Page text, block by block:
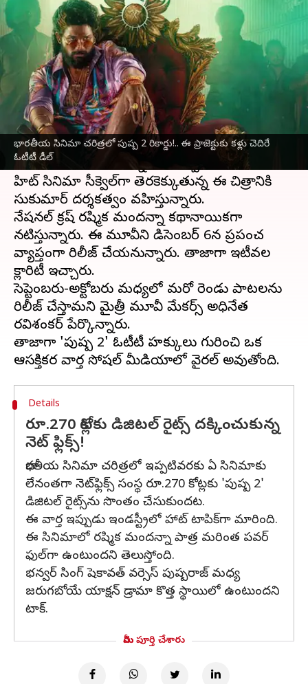
భారతీయ సినిమా చరిత్రలో పుష్ప 2 రికార్డు!.. ఈ ప్రాజెక్టుకు కళ్లు చెదిరే
ఓటీటీ డీల్
Pushupa 2 OTT: భారతీయ సినిమా
చరిత్రలో పుష్ప 2 రికార్డు!.. ఈ
ప్రాజెక్టుకు కళ్లు చెదిరే ఓటీటీ డీల్
వ్రాసిన వారు Jayachandra Akuri Sep 01, 2024 12:12 pm
ఈ వార్తాకథనం ఏంటి
టాలీవుడ్ స్టార్అల్లు అర్జున్ప్రస్తుతం 'పుష్ప 2'
షూటింగ్‌లో బిజీగా ఉన్నారు. 'పుష్ప' పాన్ ఇండియా
హిట్ సినిమా సీక్వెల్‌గా తెరకెక్కుతున్న ఈ చిత్రానికి
సుకుమార్ దర్శకత్వం వహిస్తున్నారు.
నేషనల్ క్రష్ రష్మిక మందన్నా కథానాయికగా
నటిస్తున్నారు. ఈ మూవీని డిసెంబర్ 6న ప్రపంచ
వ్యాప్తంగా రిలీజ్ చేయనున్నారు. తాజాగా ఇటీవల
క్లారిటీ ఇచ్చారు.
సెప్టెంబరు-అక్టోబరు మధ్యలో మరో రెండు పాటలను
రిలీజ్ చేస్తామని మైత్రీ మూవీ మేకర్స్ అధినేత
రవిశంకర్ పేర్కొన్నారు.
తాజాగా 'పుష్ప 2' ఓటీటీ హక్కులు గురించి ఒక
Details
రూ.270 కోట్లకు డిజిటల్ రైట్స్ దక్కించుకున్న
నెట్ ఫ్లిక్స్!
భారతీయ సినిమా చరిత్రలో ఇప్పటివరకు ఏ సినిమాకు
లేనంతగా నెట్‌ఫ్లిక్స్ సంస్థ రూ.270 కోట్లకు 'పుష్ప 2'
డిజిటల్ రైట్స్‌ను సొంతం చేసుకుందట.
ఈ వార్త ఇప్పుడు ఇండస్ట్రీలో హాట్ టాపిక్‌గా మారింది.
ఈ సినిమాలో రష్మిక మందన్నా పాత్ర మరింత పవర్
ఫుల్‌గా ఉంటుందని తెలుస్తోంది.
భన్వర్ సింగ్ షెకావత్ వర్సెస్ పుష్పరాజ్ మధ్య
జరుగబోయే యాక్షన్ డ్రామా కొత్త స్థాయిలో ఉంటుందని
టాక్.
మీరు పూర్తి చేశారు